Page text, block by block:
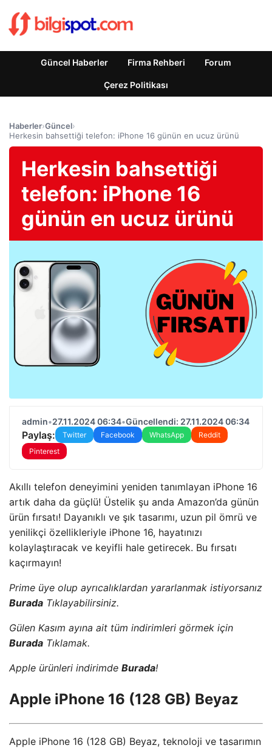
Güncel Haberler Firma Rehberi Forum
Çerez Politikası
Haberler›Güncel›
Herkesin bahsettiği telefon: iPhone 16 günün en ucuz ürünü
Herkesin bahsettiği
telefon: iPhone 16
günün en ucuz ürünü
admin•27.11.2024 06:34•Güncellendi: 27.11.2024 06:34
Paylaş: Twitter Facebook WhatsApp
Reddit
Pinterest
Akıllı telefon deneyimini yeniden tanımlayan iPhone 16
artık daha da güçlü! Üstelik şu anda Amazon’da günün
ürün fırsatı! Dayanıklı ve şık tasarımı, uzun pil ömrü ve
yenilikçi özellikleriyle iPhone 16, hayatınızı
kolaylaştıracak ve keyifli hale getirecek. Bu fırsatı
kaçırmayın!
Prime üye olup ayrıcalıklardan yararlanmak istiyorsanız
Burada Tıklayabilirsiniz.
Gülen Kasım ayına ait tüm indirimleri görmek için
Burada Tıklamak.
Apple ürünleri indirimde Burada!
Apple iPhone 16 (128 GB) Beyaz
Apple iPhone 16 (128 GB) Beyaz, teknoloji ve tasarımın